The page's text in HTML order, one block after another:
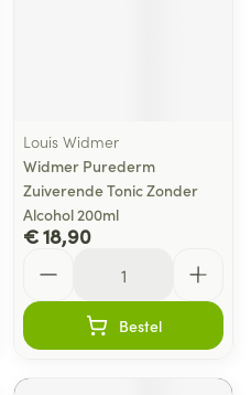
Louis Widmer
Widmer Purederm
Zuiverende Tonic Zonder
Alcohol 200ml
€ 18,90
Bestel